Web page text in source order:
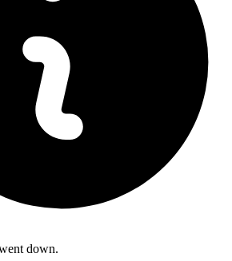
down.